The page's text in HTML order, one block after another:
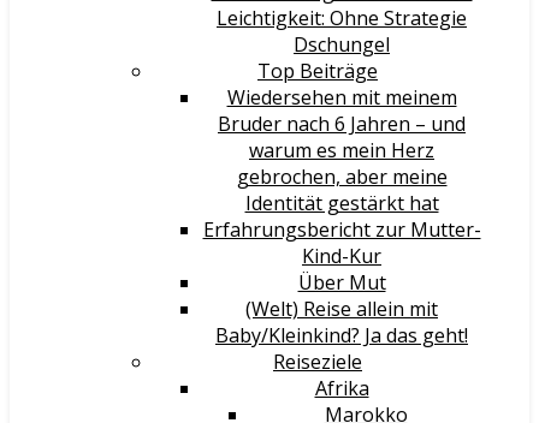
Leichtigkeit: Ohne Strategie
Dschungel
Top Beiträge
Wiedersehen mit meinem
Bruder nach 6 Jahren – und
warum es mein Herz
gebrochen, aber meine
Identität gestärkt hat
Erfahrungsbericht zur Mutter-
Kind-Kur
Über Mut
(Welt) Reise allein mit
Baby/Kleinkind? Ja das geht!
Reiseziele
Afrika
Marokko